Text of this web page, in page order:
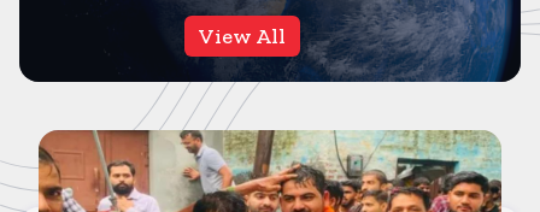
View All